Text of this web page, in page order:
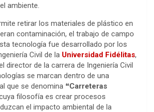
ambiente.
retirar los materiales de plástico en
contaminación, el trabajo de campo
tecnología fue desarrollado por los
Civil de la Universidad Fidélitas,
director de la carrera de Ingeniería Civil
se marcan dentro de una
que se denomina ❝Carreteras
filosofía es crear procesos
el impacto ambiental de la